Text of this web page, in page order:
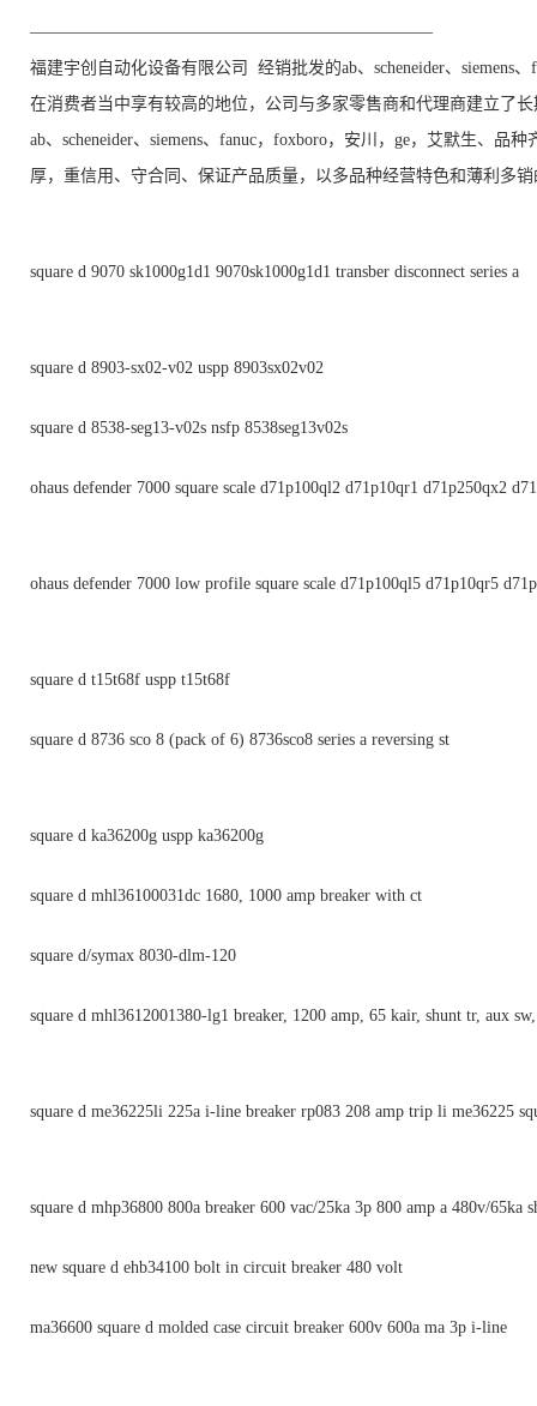
————————————————————————
福建宇创自动化设备有限公司 经销批发的ab、scheneider、siemens
在消费者当中享有较高的地位，公司与多家零售商和代理商建立了
ab、scheneider、siemens、fanuc，foxboro，安川，ge，艾默生、
厚，重信用、守合同、保证产品质量，以多品种经营特色和薄利多
square d 9070 sk1000g1d1 9070sk1000g1d1 transber disconnect series a
square d 8903-sx02-v02 uspp 8903sx02v02
square d 8538-seg13-v02s nsfp 8538seg13v02s
ohaus defender 7000 square scale d71p100ql2 d71p10qr1 d71p250qx2
ohaus defender 7000 low profile square scale d71p100ql5 d71p10qr5
square d t15t68f uspp t15t68f
square d 8736 sco 8 (pack of 6) 8736sco8 series a reversing st
square d ka36200g uspp ka36200g
square d mhl36100031dc 1680, 1000 amp breaker with ct
square d/symax 8030-dlm-120
square d mhl3612001380-lg1 breaker, 1200 amp, 65 kair, shunt tr, aux sw,
square d me36225li 225a i-line breaker rp083 208 amp trip li me36225
square d mhp36800 800a breaker 600 vac/25ka 3p 800 amp a 480v/65ka
new square d ehb34100 bolt in circuit breaker 480 volt
ma36600 square d molded case circuit breaker 600v 600a ma 3p i-line